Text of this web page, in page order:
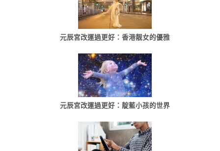
元辰宮改運過更好：香港靓女的優雅
元辰宮改運過更好：靛藍小孩的世界